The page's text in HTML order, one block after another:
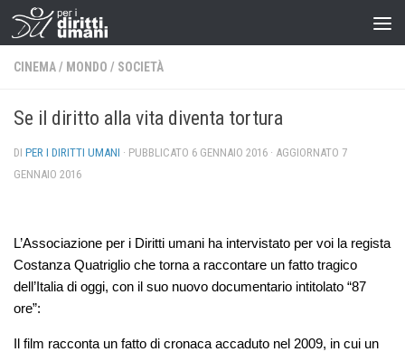
CINEMA/ MONDO / SOCIETÀ
Se il diritto alla vita diventa tortura
DI PER I DIRITTI UMANI · PUBBLICATO 6 GENNAIO 2016 · AGGIORNATO 7
GENNAIO 2016
L’Associazione per i Diritti umani ha intervistato per voi la regista
Costanza Quatriglio che torna a raccontare un fatto tragico
dell’Italia di oggi, con il suo nuovo documentario intitolato “87
ore”:
Il film racconta un fatto di cronaca accaduto nel 2009, in cui un